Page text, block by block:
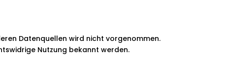
Datenquellen wird nicht vorgenommen.
Nutzung bekannt werden.